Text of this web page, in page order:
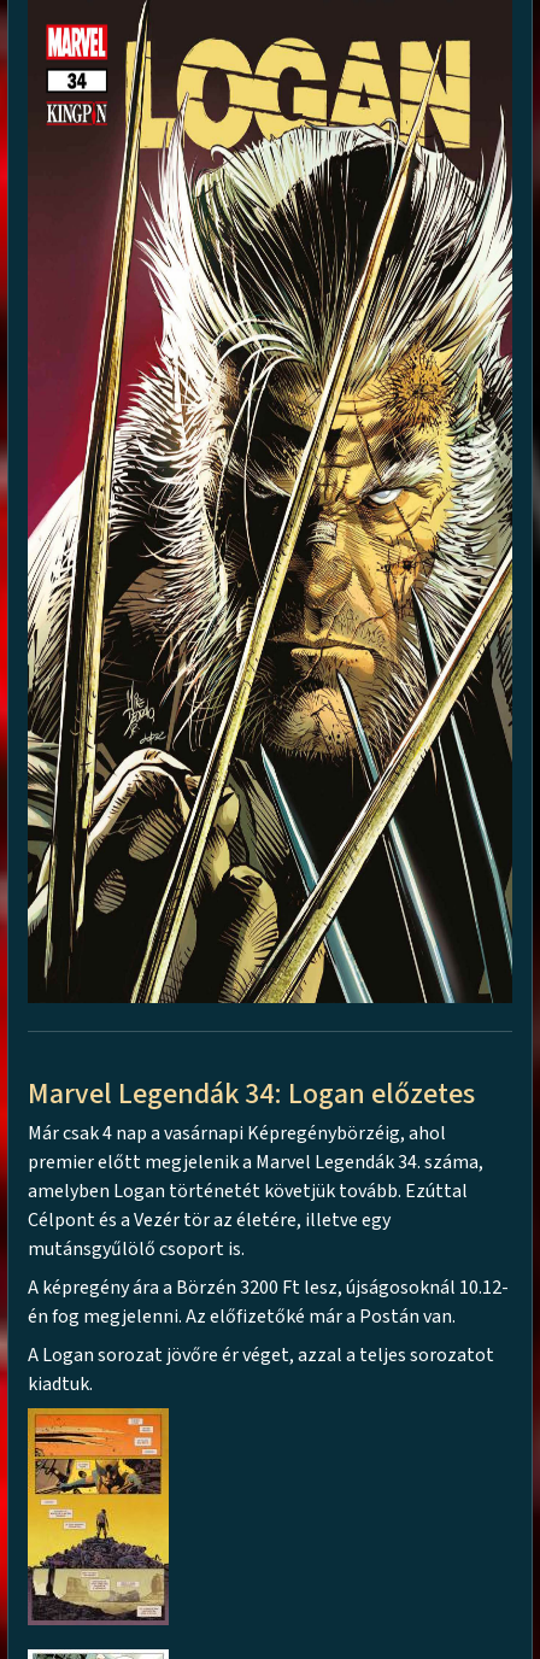
Marvel Legendák 34: Logan előzetes
Már csak 4 nap a vasárnapi Képregénybörzéig, ahol
premier előtt megjelenik a Marvel Legendák 34. száma,
amelyben Logan történetét követjük tovább. Ezúttal
Célpont és a Vezér tör az életére, illetve egy
mutánsgyűlölő csoport is.
A képregény ára a Börzén 3200 Ft lesz, újságosoknál 10.12-
én fog megjelenni. Az előfizetőké már a Postán van.
A Logan sorozat jövőre ér véget, azzal a teljes sorozatot
kiadtuk.